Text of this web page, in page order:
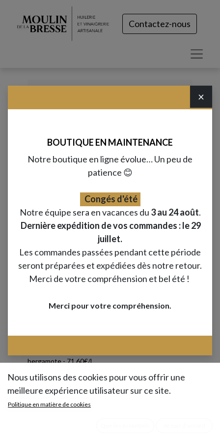
Contactez-nous
bergamote -71.60€/L
Ce petit agrume, rappelle beaucoup le citron
de par sa forme et sa peau jaune et épaisse.
×
BOUTIQUE EN MAINTENANCE
Notre boutique en ligne évolue… Un peu de
patience 😊
Congés d'été
Notre équipe sera en vacances du 3 au 24 août.
Dernière expédition de vos commandes : le 29
juillet.
Les commandes passées pendant cette période
seront préparées et expédiées dès notre retour.
Merci de votre compréhension et bel été !
Merci pour votre compréhension.
Nous utilisons des cookies pour vous offrir une
meilleure expérience utilisateur sur ce site.
Politique en matière de cookies